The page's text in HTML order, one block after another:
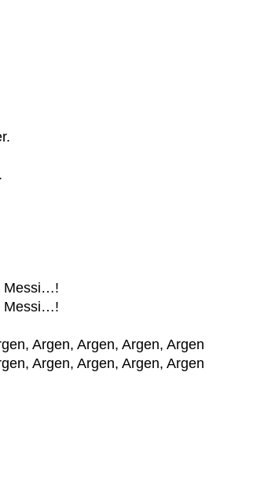
Messi…!
Messi…!
Argen, Argen, Argen, Argen
Argen, Argen, Argen, Argen